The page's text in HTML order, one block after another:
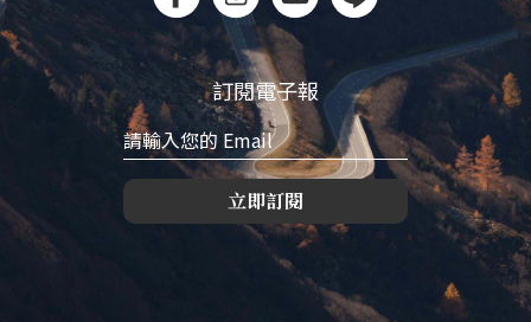
訂閱電子報
立即訂閱